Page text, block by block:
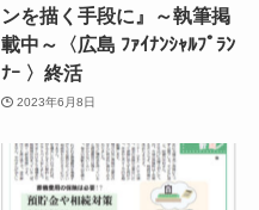
ンを描く手段に』～執筆掲
載中～〈広島 ﾌｧｲﾅﾝｼｬﾙﾌﾟﾗﾝ
ﾅｰ 〉終活
2023年6月8日